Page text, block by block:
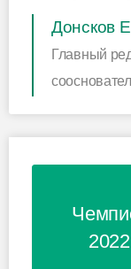
Донсков
Главный